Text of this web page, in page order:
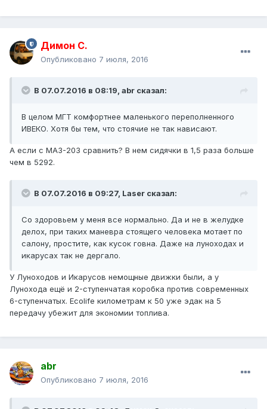
Димон С.
Опубликовано 7 июля, 2016
В 07.07.2016 в 08:19, abr сказал:
В целом МГТ комфортнее маленького переполненного
ИВЕКО. Хотя бы тем, что стоячие не так нависают.
А если с МАЗ-203 сравнить? В нем сидячки в 1,5 раза больше
чем в 5292.
В 07.07.2016 в 09:27, Laser сказал:
Со здоровьем у меня все нормально. Да и не в желудке
делох, при таких маневра стоящего человека мотает по
салону, простите, как кусок говна. Даже на луноходах и
икарусах так не дергало.
У Луноходов и Икарусов немощные движки были, а у
Лунохода ещё и 2-ступенчатая коробка против современных
6-ступенчатых. Ecolife километрам к 50 уже эдак на 5
передачу убежит для экономии топлива.
abr
Опубликовано 7 июля, 2016